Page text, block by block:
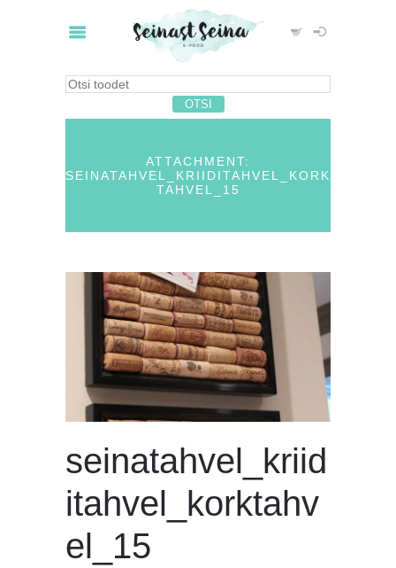
ATTACHMENT:
SEINATAHVEL_KRIIDITAHVEL_KORK
TAHVEL_15
seinatahvel_kriid
itahvel_korktahv
el_15